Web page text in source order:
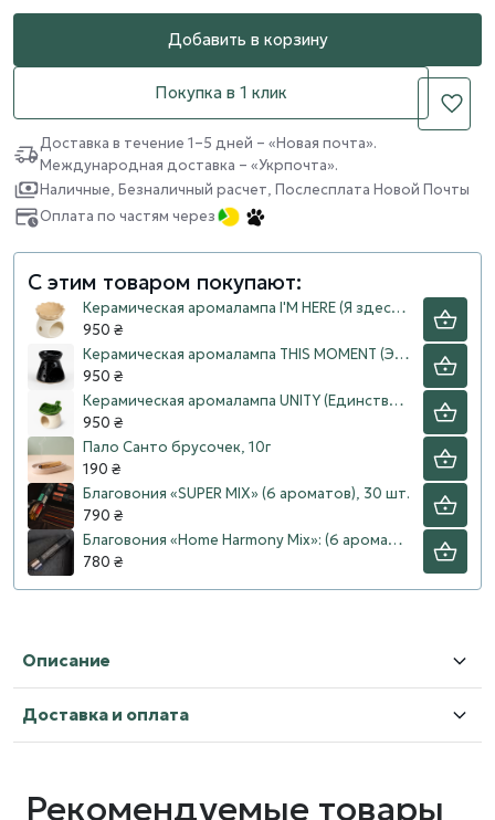
Добавить в корзину
Покупка в 1 клик
Доставка в течение 1–5 дней – «Новая почта».
Международная доставка – «Укрпочта».
Наличные, Безналичный расчет, Послесплата Новой Почты
Оплата по частям через
С этим товаром покупают:
Керамическая аромалампа I'M HERE (Я здесь) для эфирных масел
950 ₴
Керамическая аромалампа THIS MOMENT (Этот момент) для эфирных масел
950 ₴
Керамическая аромалампа UNITY (Единство) для эфирных масел
950 ₴
Пало Санто брусочек, 10г
190 ₴
Благовония «SUPER MIX» (6 ароматов), 30 шт.
790 ₴
Благовония «Home Harmony Mix»: (6 ароматов), 30 шт.
780 ₴
Описание
Доставка и оплата
Рекомендуемые товары